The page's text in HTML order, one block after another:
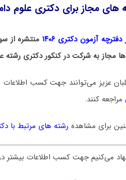
های مجاز برای دکتری علوم
دفترچه آزمون دکتری ۱۴۰۶ منتشره از
مجاز به شرکت در کنکور دکتری رشته
عزیز می‌توانند جهت کسب
مراجعه کنند.
برای مشاهده رشته های مرتبط با
می‌کنیم جهت کسب اطلاعات